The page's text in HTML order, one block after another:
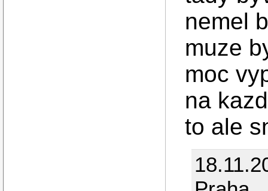
nemel
muze
moc
na
to ale